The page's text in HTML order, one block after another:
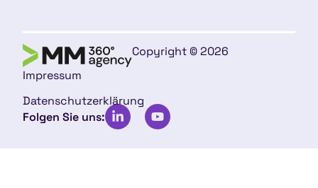
Copyright © 2026
Impressum
Datenschutzerklärung
Folgen Sie uns: